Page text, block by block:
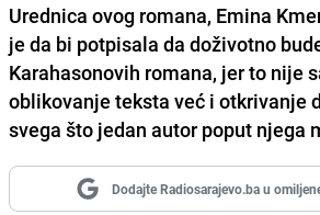
Urednica ovog romana, Emina
je da bi potpisala da doživotno
Karahasonovih romana, jer to nije
oblikovanje teksta već i otkrivanje
svega što jedan autor poput njega
Dodajte Radiosarajevo.ba u